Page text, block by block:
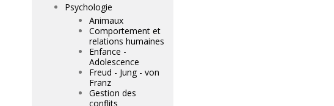
Psychologie
Animaux
Comportement et
relations humaines
Enfance -
Adolescence
Freud - Jung - von
Franz
Gestion des
conflits